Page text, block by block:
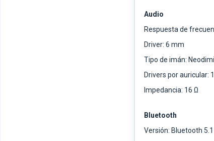
Audio
Respuesta de
Driver: 6 mm
Tipo de imán:
Drivers por auricular: 1
Impedancia: 16 Ω
Bluetooth
Versión: Bluetooth 5.1